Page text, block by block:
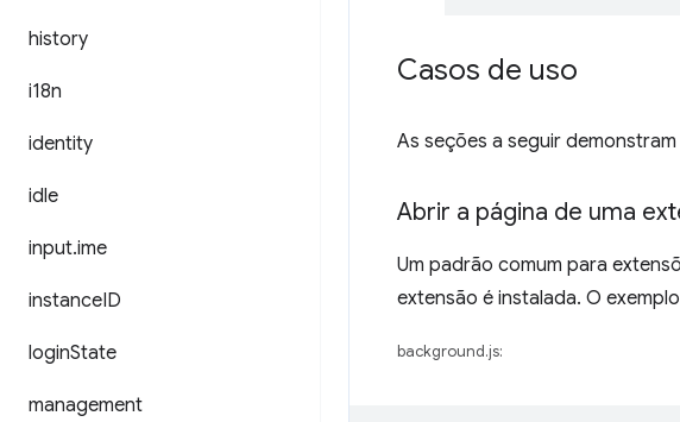
history
i18n
identity
idle
input.ime
instanceID
loginState
management
Casos de uso
As seções a seguir
Abrir a página de uma
Um padrão comum para
extensão é instalada. O
background.js: